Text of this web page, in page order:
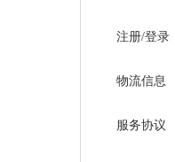
注册/登录
物流信息
服务协议